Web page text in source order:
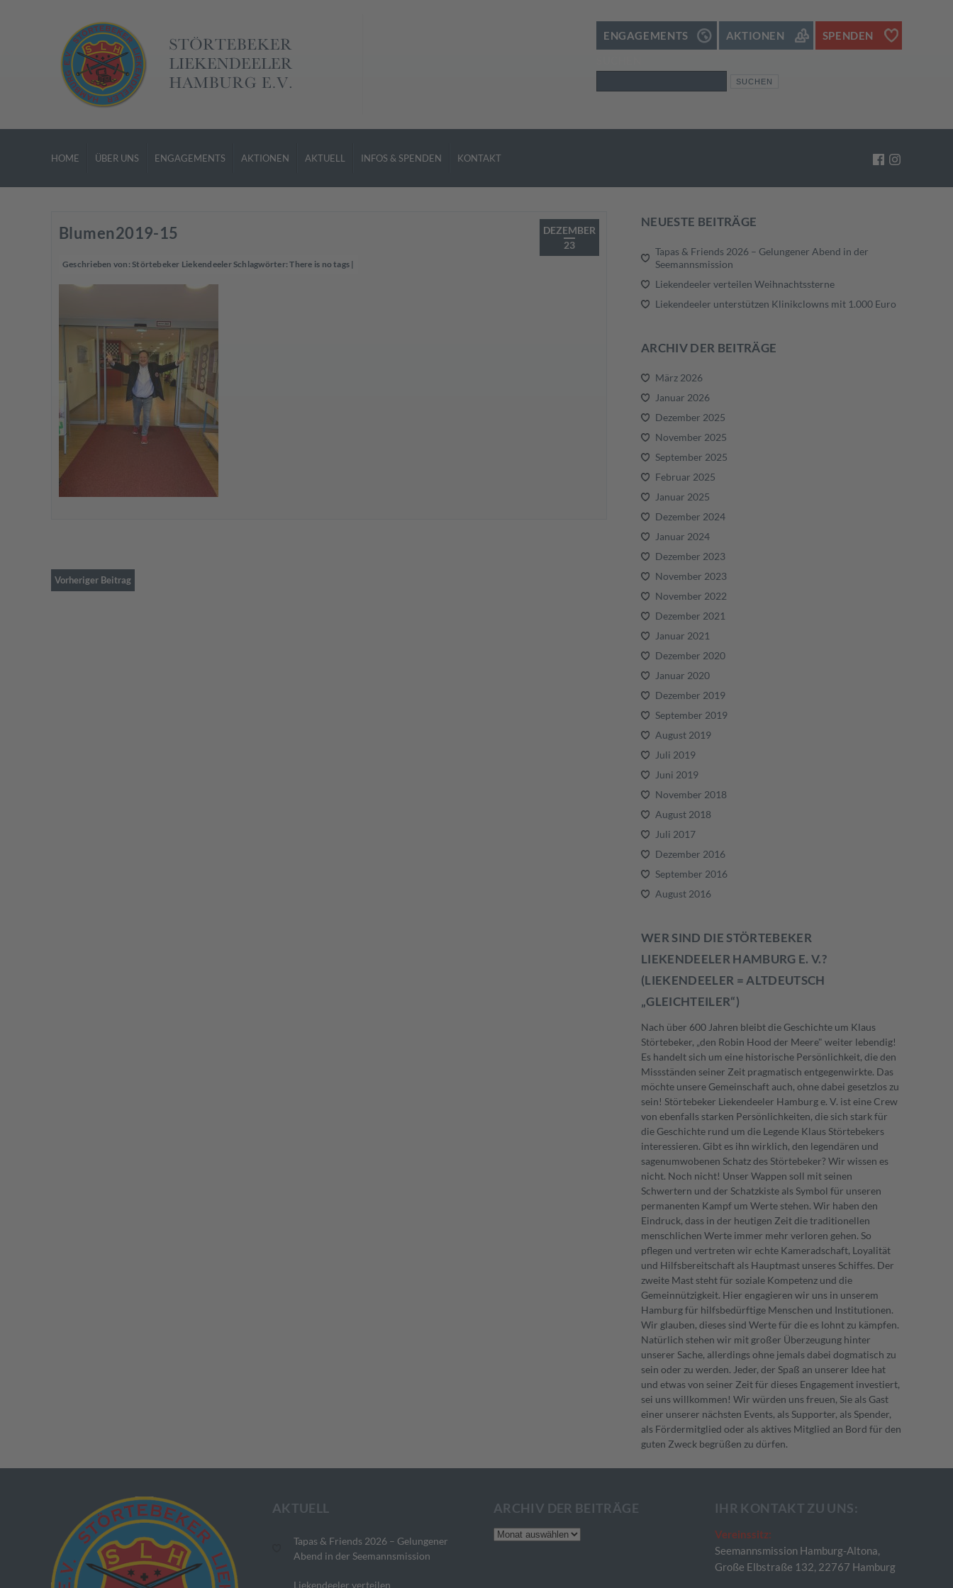
ENGAGEMENTS AKTIONEN
SPENDEN
HOME ÜBER UNS ENGAGEMENTS AKTIONEN AKTUELL INFOS & SPENDEN KONTAKT
Blumen2019-15
Geschrieben von: Störtebeker LiekendeelerSchlagwörter:There is no tags |
DEZEMBER
23
Vorheriger Beitrag
NEUESTE BEITRÄGE
Tapas & Friends 2026 – Gelungener Abend in der
Seemannsmission
Liekendeeler verteilen Weihnachtssterne
Liekendeeler unterstützen Klinikclowns mit 1.000 Euro
ARCHIV DER BEITRÄGE
März 2026
Januar 2026
Dezember 2025
November 2025
September 2025
Februar 2025
Januar 2025
Dezember 2024
Januar 2024
Dezember 2023
November 2023
November 2022
Dezember 2021
Januar 2021
Dezember 2020
Januar 2020
Dezember 2019
September 2019
August 2019
Juli 2019
Juni 2019
November 2018
August 2018
Juli 2017
Dezember 2016
September 2016
August 2016
WER SIND DIE STÖRTEBEKER
LIEKENDEELER HAMBURG E. V.?
(LIEKENDEELER = ALTDEUTSCH
„GLEICHTEILER“)
Nach über 600 Jahren bleibt die Geschichte um Klaus
Störtebeker, „den Robin Hood der Meere" weiter lebendig!
Es handelt sich um eine historische Persönlichkeit, die den
Missständen seiner Zeit pragmatisch entgegenwirkte. Das
möchte unsere Gemeinschaft auch, ohne dabei gesetzlos zu
sein! Störtebeker Liekendeeler Hamburg e. V. ist eine Crew
von ebenfalls starken Persönlichkeiten, die sich stark für
die Geschichte rund um die Legende Klaus Störtebekers
interessieren. Gibt es ihn wirklich, den legendären und
sagenumwobenen Schatz des Störtebeker? Wir wissen es
nicht. Noch nicht! Unser Wappen soll mit seinen
Schwertern und der Schatzkiste als Symbol für unseren
permanenten Kampf um Werte stehen. Wir haben den
Eindruck, dass in der heutigen Zeit die traditionellen
menschlichen Werte immer mehr verloren gehen. So
pflegen und vertreten wir echte Kameradschaft, Loyalität
und Hilfsbereitschaft als Hauptmast unseres Schiffes. Der
zweite Mast steht für soziale Kompetenz und die
Gemeinnützigkeit. Hier engagieren wir uns in unserem
Hamburg für hilfsbedürftige Menschen und Institutionen.
Wir glauben, dieses sind Werte für die es lohnt zu kämpfen.
Natürlich stehen wir mit großer Überzeugung hinter
unserer Sache, allerdings ohne jemals dabei dogmatisch zu
sein oder zu werden. Jeder, der Spaß an unserer Idee hat
und etwas von seiner Zeit für dieses Engagement investiert,
sei uns willkommen! Wir würden uns freuen, Sie als Gast
einer unserer nächsten Events, als Supporter, als Spender,
als Fördermitglied oder als aktives Mitglied an Bord für den
guten Zweck begrüßen zu dürfen.
AKTUELL
Tapas & Friends 2026 – Gelungener
Abend in der Seemannsmission
Liekendeeler verteilen
ARCHIV DER BEITRÄGE
Archiv
IHR KONTAKT ZU UNS:
Vereinssitz:
Seemannsmission Hamburg-Altona,
Große Elbstraße 132, 22767 Hamburg